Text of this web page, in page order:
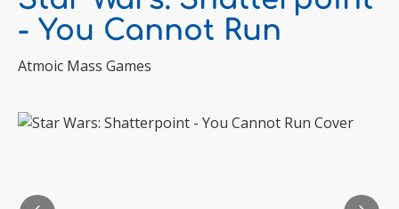
- You Cannot Run
Atmoic Mass Games
Bildergalerie überspringen